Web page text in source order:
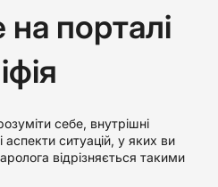
порталі
себе, внутрішні
ситуацій, у яких ви
відрізняється такими